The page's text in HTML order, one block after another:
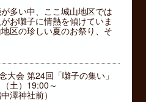
多い中、ここ城山地区では
お囃子に情熱を傾けていま
区の珍しい夏のお祭り、そ
大会 第24回「囃子の集い」
土）19:00～
澤神社前）